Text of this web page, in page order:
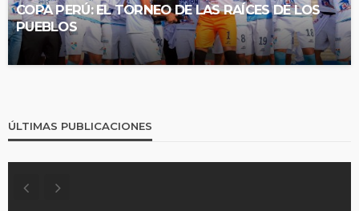
COPA PERÚ: EL TORNEO DE LAS RAÍCES DE LOS
PUEBLOS
ÚLTIMAS PUBLICACIONES